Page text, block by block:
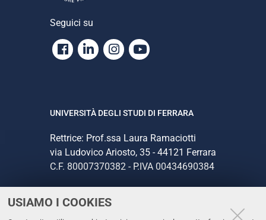
USIAMO I COOKIES
Seguici su
Facebook
LinkedinInstagram
Youtube
UNIVERSITÀ DEGLI STUDI DI FERRARA
Rettrice: Prof.ssa Laura Ramaciotti
via Ludovico Ariosto, 35 - 44121 Ferrara
C.F. 80007370382 - P.IVA 00434690384
CONTATTI